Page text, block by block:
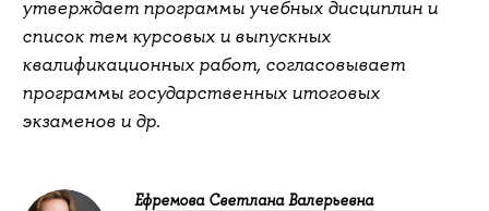
утверждает программы учебных дисциплин и
список тем курсовых и выпускных
квалификационных работ, согласовывает
программы государственных итоговых
экзаменов и др.
Ефремова Светлана Валерьевна